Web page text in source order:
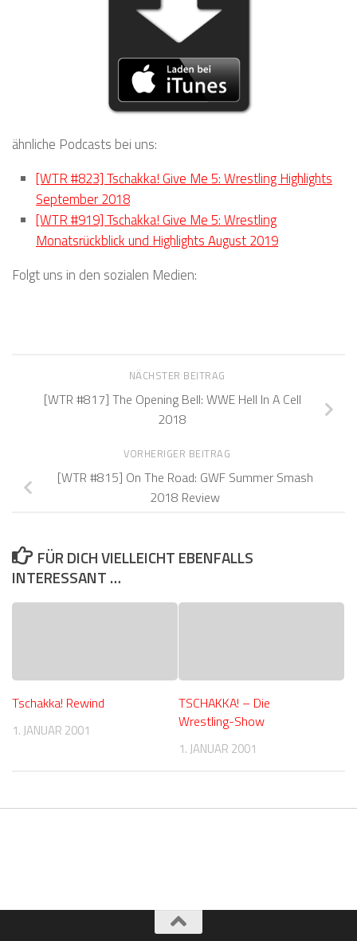
ähnliche Podcasts bei uns:
[WTR #823] Tschakka! Give Me 5: Wrestling Highlights
September 2018
[WTR #919] Tschakka! Give Me 5: Wrestling
Monatsrückblick und Highlights August 2019
Folgt uns in den sozialen Medien:
NÄCHSTER BEITRAG
[WTR #817] The Opening Bell: WWE Hell In A Cell
2018
VORHERIGER BEITRAG
[WTR #815] On The Road: GWF Summer Smash
2018 Review
FÜR DICH VIELLEICHT EBENFALLS
INTERESSANT …
Tschakka! Rewind
1. JANUAR 2001
TSCHAKKA! – Die
Wrestling-Show
1. JANUAR 2001